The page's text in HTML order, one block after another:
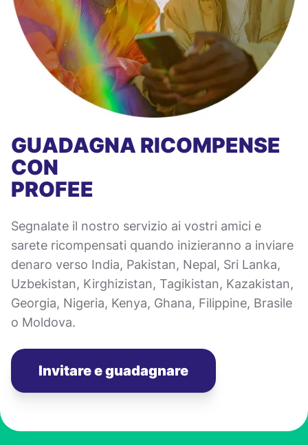
GUADAGNA RICOMPENSE
CON
PROFEE
Segnalate il nostro servizio ai vostri amici e
sarete ricompensati quando inizieranno a inviare
denaro verso India, Pakistan, Nepal, Sri Lanka,
Uzbekistan, Kirghizistan, Tagikistan, Kazakistan,
Georgia, Nigeria, Kenya, Ghana, Filippine, Brasile
o Moldova.
Invitare e guadagnare